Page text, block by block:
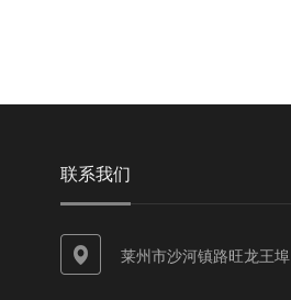
联系我们
莱州市沙河镇路旺龙王埠